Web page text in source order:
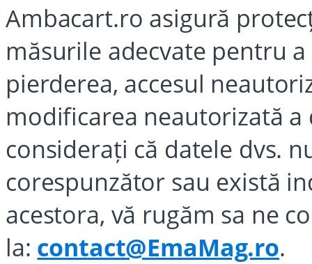
Ambacart.ro asigură
măsurile adecvate pentru
pierderea, accesul
modificarea neautorizată
considerați că datele dvs.
corespunzător sau există
acestora, vă rugăm sa ne
la: contact@EmaMag.ro.